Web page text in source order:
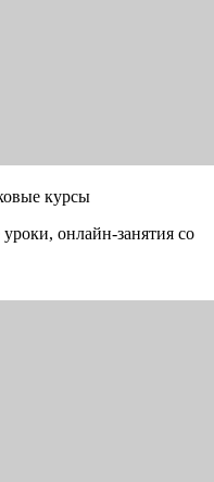
курсы
онлайн-занятия со